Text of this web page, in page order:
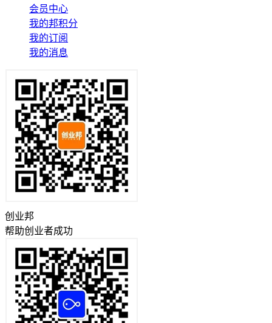
会员中心
我的邦积分
我的订阅
我的消息
创业邦
帮助创业者成功